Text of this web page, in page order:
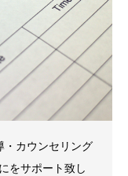
・カウンセリング
をサポート致し